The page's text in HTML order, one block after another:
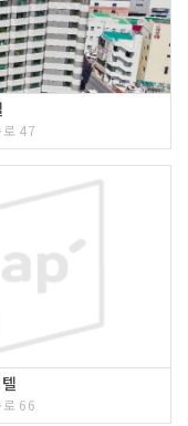
로 47
로 66